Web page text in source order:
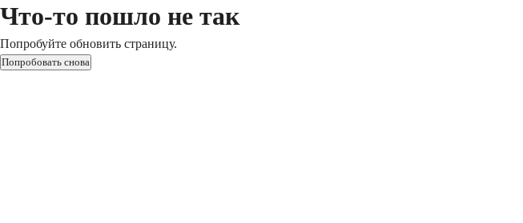
Что-то пошло не так
Попробуйте обновить страницу.
Попробовать снова